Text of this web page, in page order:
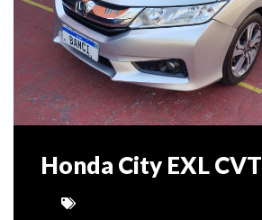
Honda City EXL